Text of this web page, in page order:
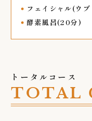
フェイシャル(ウ
酵素風呂(20分)
トータルコース
TOTAL